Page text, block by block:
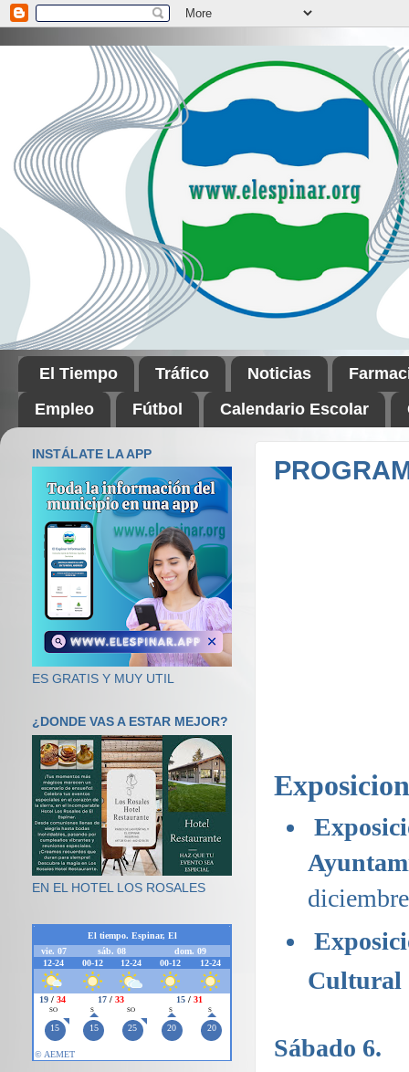
El Tiempo Tráfico Noticias
Empleo
Fútbol Calendario Escolar
Cultural
Sábado 6.
INSTÁLATE LA APP
ES GRATIS Y MUY UTIL
¿DONDE VAS A ESTAR MEJOR?
EN EL HOTEL LOS ROSALES